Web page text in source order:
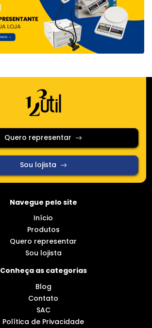
Quero representar
Sou lojista
Navegue pelo site
Início
Produtos
Quero representar
Sou lojista
Conheça as categorias
Blog
Contato
SAC
Política de Privacidade